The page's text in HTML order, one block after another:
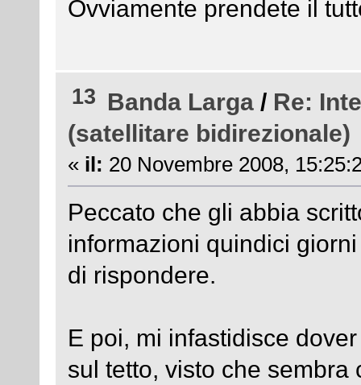
Ovviamente prendete il
13 Banda Larga / Re:
(satellitare bidirezionale)
« il: 20 Novembre 2008,
Peccato che gli abbia
informazioni quindici
di rispondere.
E poi, mi infastidisce
sul tetto, visto che